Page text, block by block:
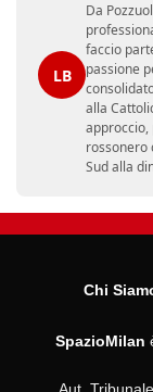
LB
Da
faccio
passione
alla
rossonero
Sud alla
Chi
SpazioMilan